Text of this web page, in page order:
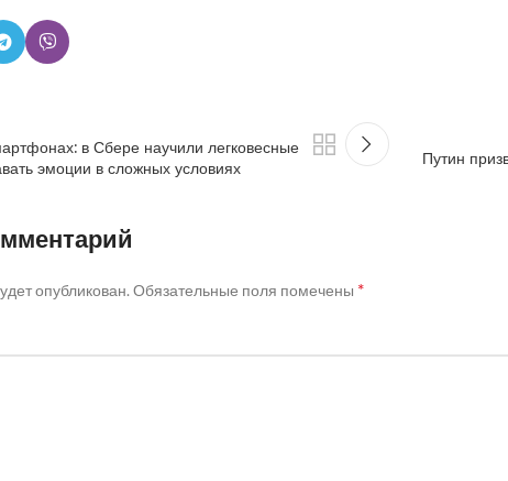
в Сбере научили легковесные
эмоции в сложных условиях
Путин
опубликован. Обязательные поля помечены *